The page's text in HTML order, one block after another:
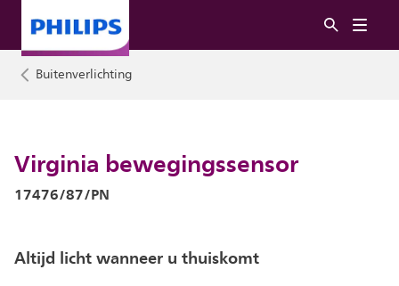
Buitenverlichting
Virginia bewegingssensor
17476/87/PN
Altijd licht wanneer u thuiskomt